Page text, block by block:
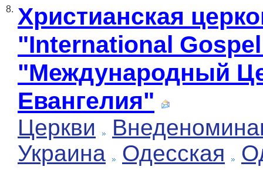
8. Христианская
"International
"Международный
Евангелия"
Церкви
Украина
Одесская